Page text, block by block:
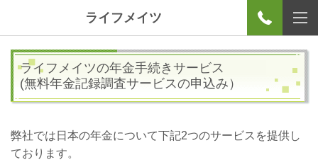
ライフメイツ
ライフメイツの年金手続きサービス
(無料年金記録調査サービスの申込み）
弊社では日本の年金について下記2つのサービスを提供し
ております。